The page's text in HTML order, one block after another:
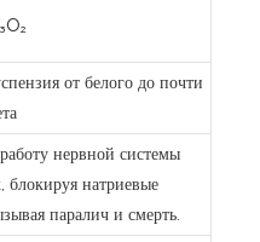
от белого до почти
нервной системы
блокируя натриевые
паралич и смерть.